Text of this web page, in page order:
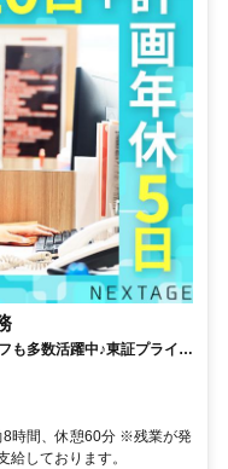
も多数活躍中♪東証プライム
時間、休憩60分 ※残業が発
しております。